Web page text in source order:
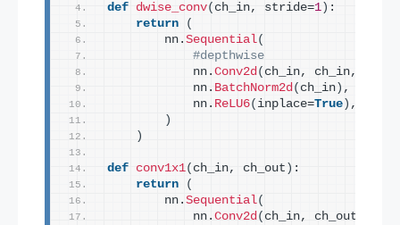
def dwise_conv( ch_in, stride=1 ) :
return
(
        nn.
Sequential(
#depthwise
            nn.
Conv2d( ch_in, ch_in,
            nn.
BatchNorm2d( ch_in ) ,
            nn.
ReLU6( inplace=True ) ,
)
)
def conv1x1( ch_in, ch_out ) :
return
(
        nn.
Sequential(
            nn.
Conv2d ( ch_in, ch_out,